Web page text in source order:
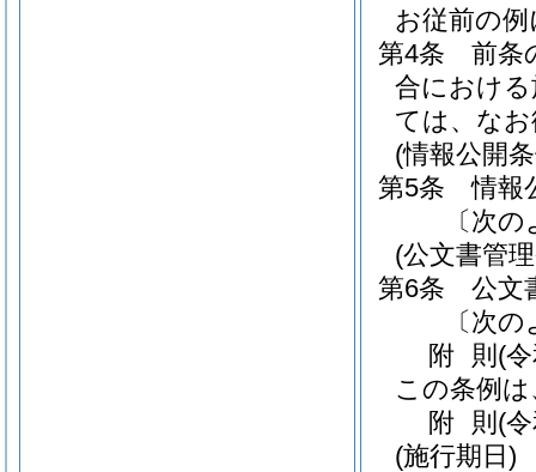
お従前の
第4条
前条
合におけ
ては、な
(情報公開
第5条
情報
〔次
(公文書管
第6条
公文
〔次
附 則 (
この条例
附 則 (
(施行期日)